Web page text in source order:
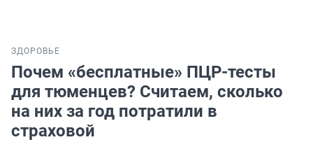
ЗДОРОВЬЕ
Почем «бесплатные» ПЦР-тесты
для тюменцев? Считаем, сколько
на них за год потратили в
страховой